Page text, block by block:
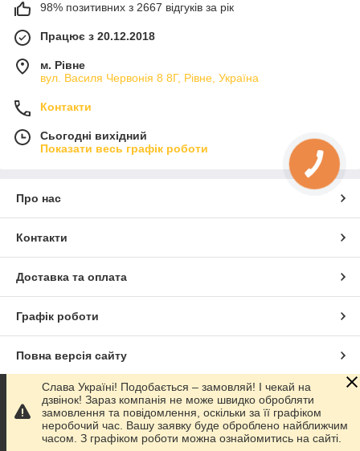
98% позитивних з 2667 відгуків за рік
Працює з 20.12.2018
м. Рівне
вул. Василя Червонія 8 8Г, Рівне, Україна
Контакти
Сьогодні вихідний
Показати весь графік роботи
Про нас
Контакти
Доставка та оплата
Графік роботи
Повна версія сайту
Сайт створено на маркетплейсіProm.ua
Політика конфіденційності
Слава Україні! Подобається – замовляй! І чекай на
дзвінок! Зараз компанія не може швидко обробляти
замовлення та повідомлення, оскільки за її графіком
неробочий час. Вашу заявку буде оброблено найближчим
часом. З графіком роботи можна ознайомитись на сайті.